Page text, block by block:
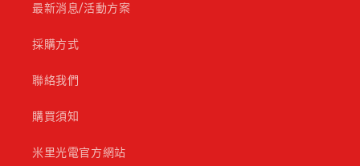
最新消息/活動方案
採購方式
聯絡我們
購買須知
米里光電官方網站